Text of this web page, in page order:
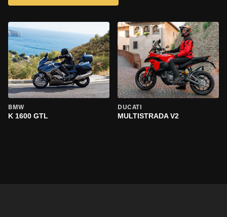
BMW
K 1600 GTL
DUCATI
MULTISTRADA V2